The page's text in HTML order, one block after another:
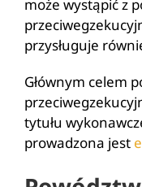
może wystąpić z
przysługuje
Głównym celem
tytułu
prowadzona jest